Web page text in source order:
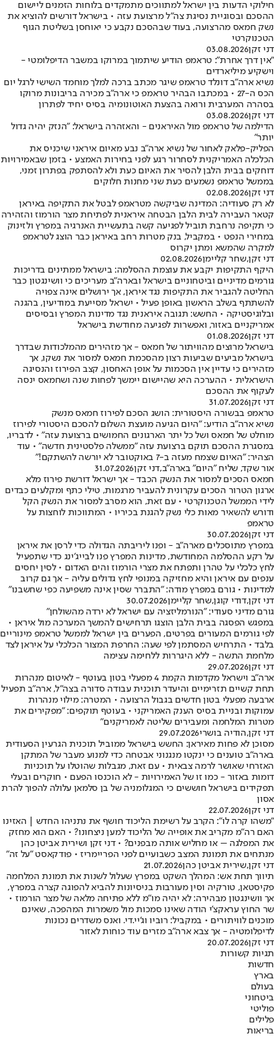
חילוקי הדעות בין ישראל למתווכים מתמקדים בלוחות הזמנים ליישום
ההסכם ובסוגיית נסיגת צה"ל מרצועת עזה • בישראל דורשים להוציא את
נשק חמאס מהרצועה, בעוד שבהסכם נקבע כי יאוחסן בשליטת הגוף
הטכנוקרטי
דני זקן03.08.2026
"אין דרך אחרת": טראמפ הודיע שיתמוך במרוקו במשבר הדיפלומטי -
וישקיע מיליארדים
נשיא ארה"ב דונלד טראמפ שיגר מכתב ברכה למלך מוחמד השישי לרגל יום
הכס ה-27 • במכתבו הבהיר טראמפ כי ארה"ב מכירה בריבונות מרוקו
בסהרה המערבית ורואה בהצעת האוטונומיה בסיס יחיד לפתרון
דני זקן03.08.2026
הדילמה של טראמפ מול האיראנים - והאזהרה בישראל: "הנזק יהיה גדול
יותר"
הפליק-פלאק לאחור של נשיא ארה"ב נבע מאיום איראני שיכניס את
הכלכלה האמריקנית לסחרור רגע לפני בחירות האמצע • בזמן שבאמירויות
דוחקים בבית הלבן להסיר את האיום כעת ולא להסתפק בפתרון זמני,
בממשל טראמפ נשמעים כעת שני מחנות חלוקים
דני זקן02.08.2026
לא רק סעודיה: המדינה שביקשה מטראמפ לבטל את התקיפה באיראן
קטאר העבירה לבית הלבן הבטחה איראנית לפתיחת מצר הורמוז והזהירה
כי תקיפה נרחבת תוביל לפגיעה קשה בתעשיית האנרגיה במפרץ ולזינוק
במחירי הנפט • במקביל, בנק מטרות רחב באיראן כבר הוצג לטראמפ
למקרה שהמשא ומתן יקרוס
דני זקן,שחר קליימן02.08.2026
היקף התקיפות יקבע את עוצמת ההסלמה: בישראל ממתינים בדריכות
גורמים מדיניים וביטחוניים בישראל ובארה"ב מעריכים כי וושינגטון כבר
החליטה להגביר את התקיפות נגד איראן, אך ירושלים אינה צפויה
להשתתף בשלב הראשון באופן פעיל • ישראל מסייעת במודיעין, בהגנה
ובלוגיסטיקה • החשש: תגובה איראנית נגד מדינות המפרץ ובסיסים
אמריקניים באזור, ואפשרות לפגיעה מחודשת בישראל
דני זקן01.08.2026
בישראל מרוצים מהוויתור של חמאס - אך מזהירים מהמלכודות שבדרך
בישראל מביעים שביעות רצון מהסכמת חמאס למסור את נשקו, אך
מזהירים כי עדיין אין הסכמות על אופן האחסון, קצב הפירוז והנסיגה
הישראלית • ההערכה היא שהיישום יימשך לפחות שנה ושחמאס ינסה
לעקוף את ההסכם
דני זקן31.07.2026
טראמפ בבשורה היסטורית: הושג הסכם לפירוז חמאס מנשק
נשיא ארה"ב הודיע: "היום הגיעה מועצת השלום להסכם היסטורי לפירוז
מוחלט של חמאס ושל כל יתר הארגונים החמושים ברצועת עזה" • לדבריו,
במסגרת ההסכם תוקם ברצועת עזה "ממשלה פלסטינית חדשה" • עוד
הצהיר: "האיום שצמח מעזה ב-7 באוקטובר לא יורשה להשתקם!"
אור שקד, שליח "היום" בארה"ב,דני זקן31.07.2026
חמאס הסכים למסור את הנשק הכבד - אך ישראל דורשת פירוז מלא
ארגון הטרור הסכים עקרונית להעביר מרגמות, טילי כתף ומקלעים כבדים
לידי הממשל הטכנוקרטי • עם זאת, הוא מסרב למסור את הנשק הקל
ודורש להשאיר מאות כלי נשק להגנת בכיריו • המתווכות לוחצות על
טראמפ
דני זקן30.07.2026
במפרץ מתוסכלים מארה"ב - ופנו ליריבתה הגדולה כדי לרסן את איראן
על רקע ההסלמה המחודשת, מדינות המפרץ פנו לבייג׳ינג כדי שתפעיל
לחץ כלכלי על טהרן ותפתח את מצרי הורמוז והים האדום • לסין יחסים
ענפים עם איראן והיא מחזיקה במנופי לחץ גדולים עליה - אך גם קרוב
למדינות • גורם במפרץ מודה: ״התברר שסין אינה משפיעה כפי שחשבנו״
דני זקן,דודי קוגן,שחר קליימן30.07.2026
גורם מדיני סעודי: "הנורמליזציה עם ישראל לא ירדה מהשולחן"
במפגש הפסגה בבית הלבן הוצגו תרחישים להמשך המערכה מול איראן •
לפי גורמים המעורים בפרטים, הפערים בין ישראל לממשל טראמפ מינוריים
בלבד • התרחיש המסתמן לפי שעה: החרפת המצור הכלכלי על איראן לצד
מלחמת התשה - ללא היגררות ללחימה עצימה
דני זקן29.07.2026
ארה"ב וישראל מקדמות הקמת 4 מפעלי בטון בעוטף - לאיטום מנהרות
תחת קשיים תזרימיים והיעדר תוכנית עבודה סדורה בצה"ל, ארה"ב תפעיל
ארבעה מפעלי בטון חדשים בגבול הרצועה • המטרה: מילוי מנהרות
עמוקות ובניית בסיס הענק האמריקני • בעוטף תוקפים: "מפקירים את
מטרות המלחמה ומעבירים שליטה לאמריקנים"
דני זקן,הודיה בושרי29.07.2026
מסוכן לא פחות מאיראן: החשש בישראל ממוביל תוכנית הגרעין הסעודית
בארה"ב טוענים כי ינקטו מנגנוני אבטחה כדי למנוע מעבר של המתקן
האזרחי שאושר לרמה צבאית • עם זאת, מגבלות שהוטלו על תוכניות
דומות באזור - כמו זו של האמירויות - לא הוכנסו הפעם • חוקרים ובעלי
תפקידים בישראל חוששים כי המגלומניה של בן סלמאן עלולה להפוך להרת
אסון
דני זקן22.07.2026
"משהו קרה לו": הקרב על רשימת הליכוד חושף את נתניהו החדש | האזינו
האם רה"מ מקריב את אופייה של הליכוד למען ניצחונו? • האם הוא מחזק
את המפלגה – או מחליש אותה מבפנים? • דני זקן ושירית אביטן כהן
מנתחים את תמונת המצב כשבועיים לפני הפריימריז • פודקאסט "על זה"
דני זקן,שירית אביטן כהן21.07.2026
תיווך תחת אש: המהלך השקט במפרץ שעלול לשנות את תמונת המלחמה
פקיסטאן, טורקיה וסין מעורבות בניסיונות להביא להפוגה קצרה במפרץ,
אך וושינגטון מבהירה: לא יהיה מו"מ ללא פתיחה מלאה של מצר הורמוז •
שר החוץ עראקצ'י הודה שאינו סמכות מול משמרות המהפכה, שאינם
מוכנים לוויתורים • במקביל: רוביו וג'יי.די. ואנס משדרים נכונות
לדיפלומטיה - אך צבא ארה"ב מזרים עוד כוחות לאזור
דני זקן20.07.2026
תגיות קשורות
חדשות
בארץ
בעולם
ביטחוני
פוליטי
פלילים
בריאות